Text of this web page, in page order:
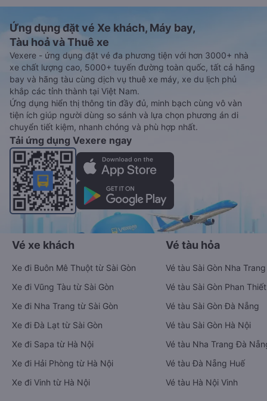
Ứng dụng đặt vé Xe khách, Máy bay,
Tàu hoả và Thuê xe
Vexere - ứng dụng đặt vé đa phương tiện với hơn 3000+ nhà
xe chất lượng cao, 5000+ tuyến đường toàn quốc, tất cả hãng
bay và hãng tàu cùng dịch vụ thuê xe máy, xe du lịch phủ
khắp các tỉnh thành tại Việt Nam.
Ứng dụng hiển thị thông tin đầy đủ, minh bạch cùng vô vàn
tiện ích giúp người dùng so sánh và lựa chọn phương án di
chuyển tiết kiệm, nhanh chóng và phù hợp nhất.
Tải ứng dụng Vexere ngay
Vé xe khách
Xe đi Buôn Mê Thuột từ Sài Gòn
Xe đi Vũng Tàu từ Sài Gòn
Xe đi Nha Trang từ Sài Gòn
Xe đi Đà Lạt từ Sài Gòn
Xe đi Sapa từ Hà Nội
Xe đi Hải Phòng từ Hà Nội
Xe đi Vinh từ Hà Nội
Vé tàu hỏa
Vé tàu Sài Gòn Nha Trang
Vé tàu Sài Gòn Phan Thiết
Vé tàu Sài Gòn Đà Nẵng
Vé tàu Sài Gòn Hà Nội
Vé tàu Nha Trang Đà
Vé tàu Đà Nẵng Huế
Vé tàu Hà Nội Vinh